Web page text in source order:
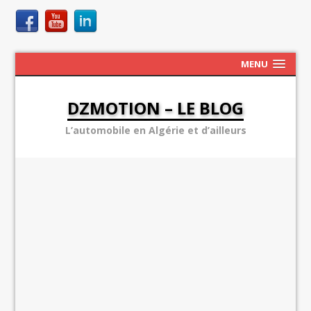
MENU
DZMOTION – LE BLOG
L’automobile en Algérie et d’ailleurs